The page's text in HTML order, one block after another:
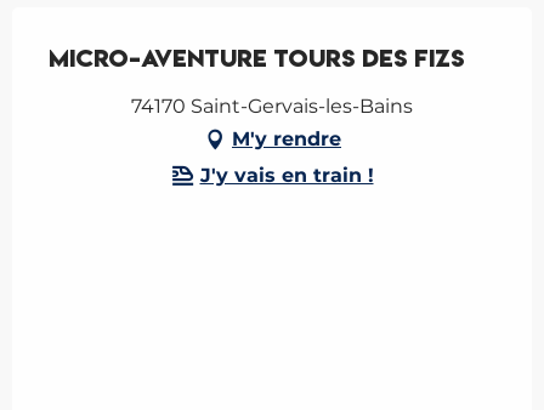
Micro-aventure tours des Fizs
74170 Saint-Gervais-les-Bains
M'y rendre
J'y vais en train !